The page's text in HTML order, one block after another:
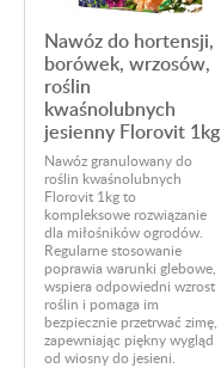
Nawóz do hortensji,
borówek, wrzosów,
roślin
kwaśnolubnych
jesienny Florovit 1kg
Nawóz granulowany do
roślin kwaśnolubnych
Florovit 1kg to
kompleksowe rozwiązanie
dla miłośników ogrodów.
Regularne stosowanie
poprawia warunki glebowe,
wspiera odpowiedni wzrost
roślin i pomaga im
bezpiecznie przetrwać zimę,
zapewniając piękny wygląd
od wiosny do jesieni.